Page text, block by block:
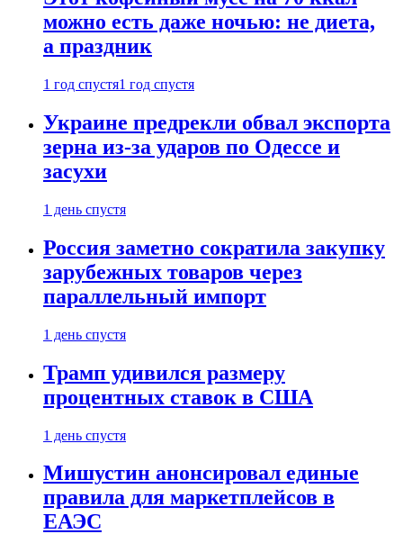
можно есть даже ночью: не диета,
а праздник
1 год спустя1 год спустя
Украине предрекли обвал экспорта
зерна из-за ударов по Одессе и
засухи
1 день спустя
Россия заметно сократила закупку
зарубежных товаров через
параллельный импорт
1 день спустя
Трамп удивился размеру
процентных ставок в США
1 день спустя
Мишустин анонсировал единые
правила для маркетплейсов в
ЕАЭС